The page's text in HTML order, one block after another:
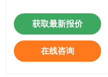
获取最新报价
在线咨询